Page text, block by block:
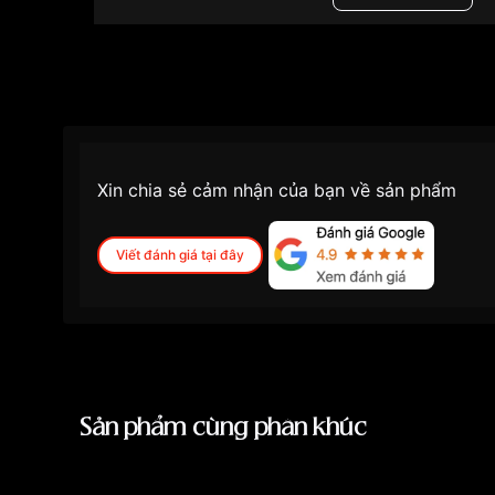
Mặt
Xin chia sẻ cảm nhận của bạn về sản phẩm
Viết đánh giá tại đây
Sản phẩm cùng phân khúc